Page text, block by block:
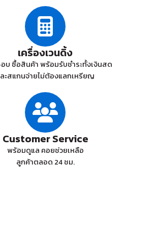
เครื่องเวนดิ้ง
บ ซื้อสินค้า พร้อมรับชำระทั้งเงินสด
ะสแกนจ่ายไม่ต้องแลกเหรียญ
Customer Service
พร้อมดูแล คอยช่วยเหลือ
ลูกค้าตลอด 24 ชม.